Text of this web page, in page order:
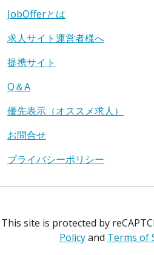
JobOfferとは
求人サイト運営者様へ
提携サイト
Q＆A
優先表示（オススメ求人）
お問合せ
プライバシーポリシー
This site is protected by
Policyand Terms of